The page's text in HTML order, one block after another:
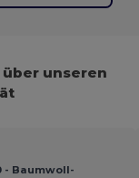
über unseren
- Baumwoll-